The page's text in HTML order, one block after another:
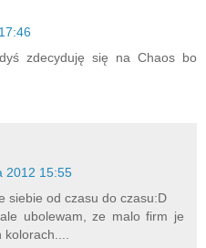
zdecyduję się na Chaos bo
2012 15:55
siebie od czasu do czasu:D
ubolewam, ze malo firm je